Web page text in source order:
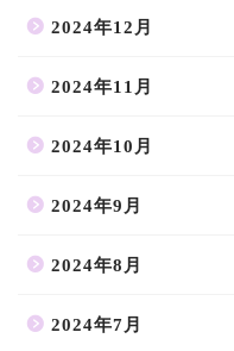
2024年12月
2024年11月
2024年10月
2024年9月
2024年8月
2024年7月